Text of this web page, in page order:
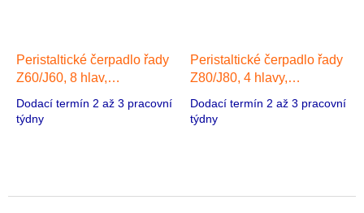
Peristaltické čerpadlo řady
Z60/J60, 8 hlav,
motor typu 60
Dodací termín 2 až 3 pracovní
týdny
Peristaltické čerpadlo řady
Z80/J80, 4 hlavy,
motor typu 80
Dodací termín 2 až 3 pracovní
týdny